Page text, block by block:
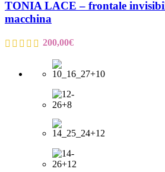
TONIA LACE – frontale
macchina
200,00€